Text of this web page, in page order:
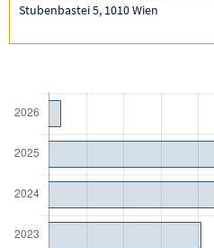
Stubenbastei 5, 1010 Wien